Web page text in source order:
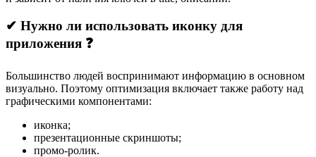
✔ Нужно ли использовать иконку для
приложения ❓
Большинство людей воспринимают информацию в основном
визуально. Поэтому оптимизация включает также работу над
графическими компонентами:
иконка;
презентационные скриншоты;
промо-ролик.